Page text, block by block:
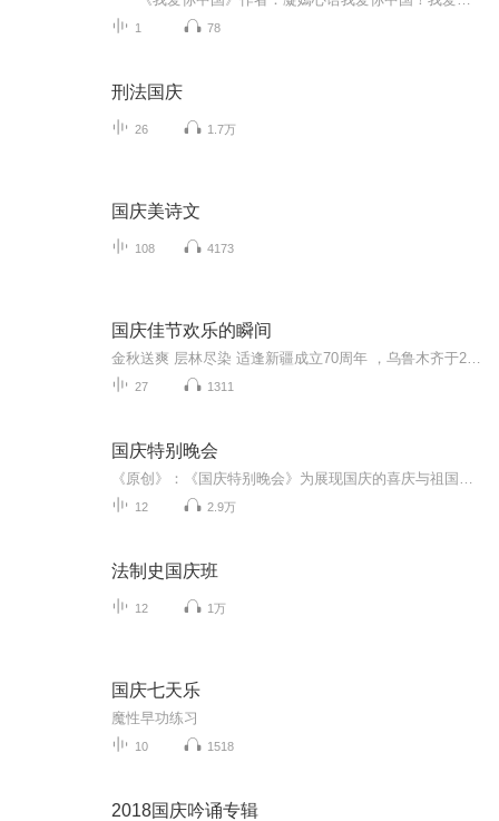
1 78
刑法国庆
26 1.7万
国庆美诗文
108 4173
国庆佳节欢乐的瞬间
27 1311
国庆特别晚会
12 2.9万
法制史国庆班
12 1万
国庆七天乐
魔性早功练习
10 1518
2018国庆吟诵专辑